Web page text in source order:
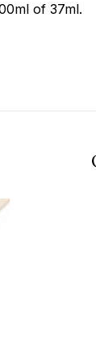
of 37ml.